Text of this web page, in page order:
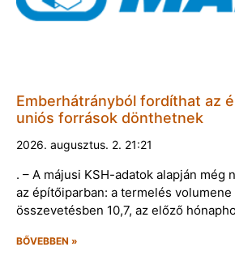
Emberhátrányból fordíthat az
uniós források dönthetnek
2026. augusztus. 2. 21:21
. – A májusi KSH-adatok alapján még
az építőiparban: a termelés volumene
összevetésben 10,7, az előző
BŐVEBBEN »